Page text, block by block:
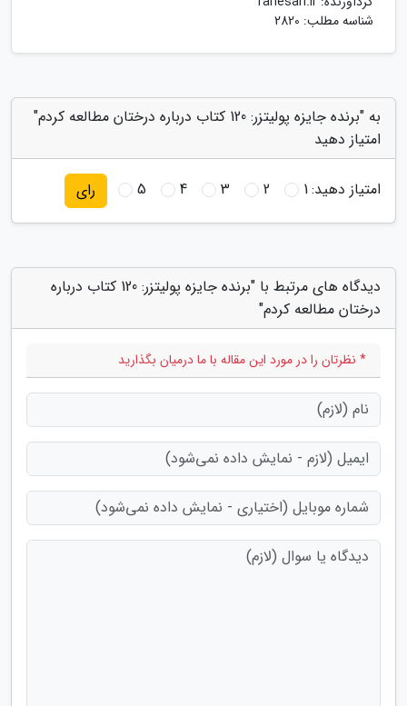
شناسه مطلب: 2820
به "برنده جایزه پولیتزر: 120 کتاب درباره درختان مطالعه کردم"
امتیاز دهید
امتیاز دهید:1
2
3
4
5 رای
دیدگاه های مرتبط با "برنده جایزه پولیتزر: 120 کتاب درباره
درختان مطالعه کردم"
* نظرتان را در مورد این مقاله با ما درمیان بگذارید